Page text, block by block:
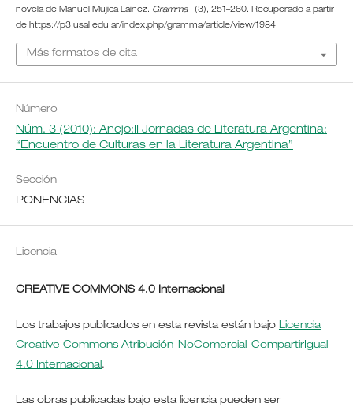
novela de Manuel Mujica Lainez. Gramma , (3), 251–260. Recuperado a partir
de https://p3.usal.edu.ar/index.php/gramma/article/view/1984
Más formatos de cita
Número
Núm. 3 (2010): Anejo:II Jornadas de Literatura Argentina:
“Encuentro de Culturas en la Literatura Argentina”
Sección
PONENCIAS
Licencia
CREATIVE COMMONS 4.0 Internacional
Los trabajos publicados en esta revista están bajo Licencia
Creative Commons Atribución-NoComercial-CompartirIgual
4.0 Internacional.
Las obras publicadas bajo esta licencia pueden ser